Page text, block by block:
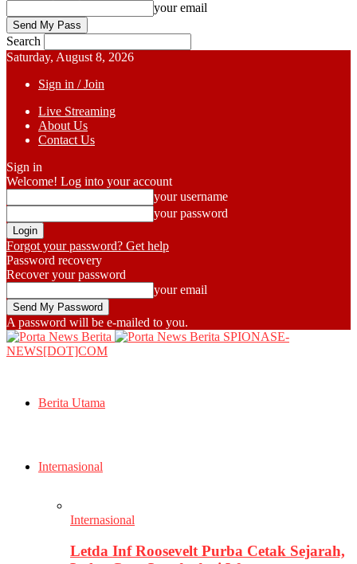
your email
Search
Saturday, August 8, 2026
Sign in / Join
Live Streaming
About Us
Contact Us
Sign in
Welcome! Log into your account
your username
your password
Forgot your password? Get help
Password recovery
Recover your password
your email
A password will be e-mailed to you.
SPIONASE-
NEWS[DOT]COM
Berita Utama
Internasional
Internasional
Letda Inf Roosevelt Purba Cetak Sejarah,